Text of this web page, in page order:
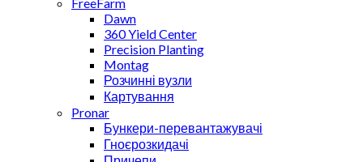
FreeFarm
Dawn
360 Yield Center
Precision Planting
Montag
Розчинні вузли
Картування
Pronar
Бункери-перевантажувачі
Гноєрозкидачі